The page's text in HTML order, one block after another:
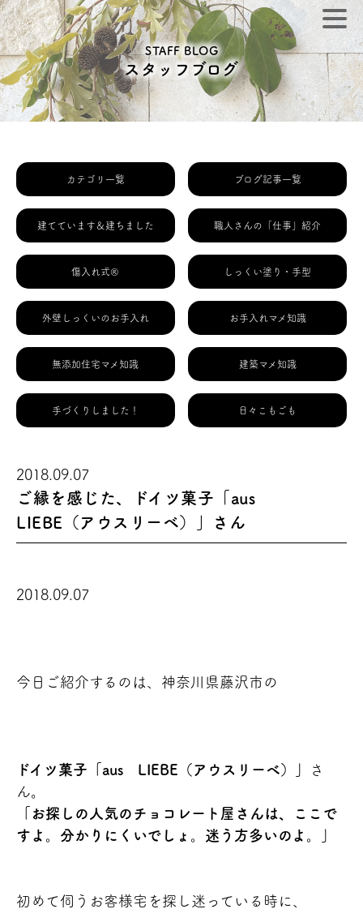
STAFF BLOG
スタッフブログ
カテゴリ一覧 ブログ記事一覧
建てています＆建ちました 職人さんの「仕事」紹介
傷入れ式® しっくい塗り・手型
外壁しっくいのお手入れ お手入れマメ知識
無添加住宅マメ知識 建築マメ知識
手づくりしました！ 日々こもごも
2018.09.07
ご縁を感じた、ドイツ菓子「aus
LIEBE（アウスリーベ）」さん
2018.09.07
今日ご紹介するのは、神奈川県藤沢市の
ドイツ菓子「aus LIEBE（アウスリーベ）」
さ
ん。
「お探しの人気のチョコレート屋さんは、ここで
すよ。分かりにくいでしょ。迷う方多いのよ。」
初めて伺うお客様宅を探し迷っている時に、